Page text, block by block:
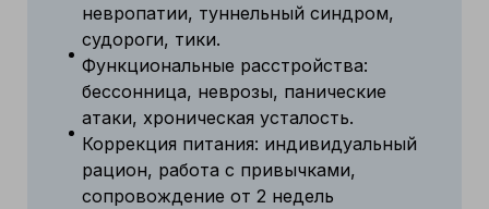
невропатии, туннельный синдром,
судороги, тики.
Функциональные расстройства:
бессонница, неврозы, панические
атаки, хроническая усталость.
Коррекция питания: индивидуальный
рацион, работа с привычками,
сопровождение от 2 недель